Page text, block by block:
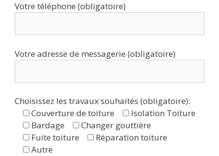
Votre téléphone (obligatoire)
Votre adresse de messagerie (obligatoire)
Choisissez les travaux souhaités (obligatoire):
Couverture de toiture
Isolation Toiture
Bardage
Changer gouttière
Fuite toiture
Réparation toiture
Autre